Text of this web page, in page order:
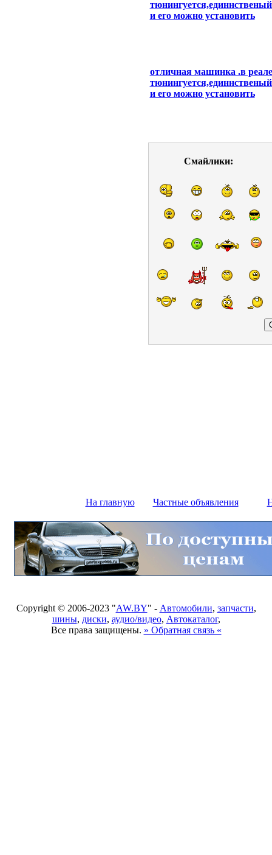
и его можно установить
отличная машинка .в
и его можно установить
Смайлики:
На главную Частные объявления
Copyright © 2006-2023 "AW.BY" - Автомобили, запчасти,
шины, диски, аудио/видео, Автокаталог,
Все права защищены. » Обратная связь «